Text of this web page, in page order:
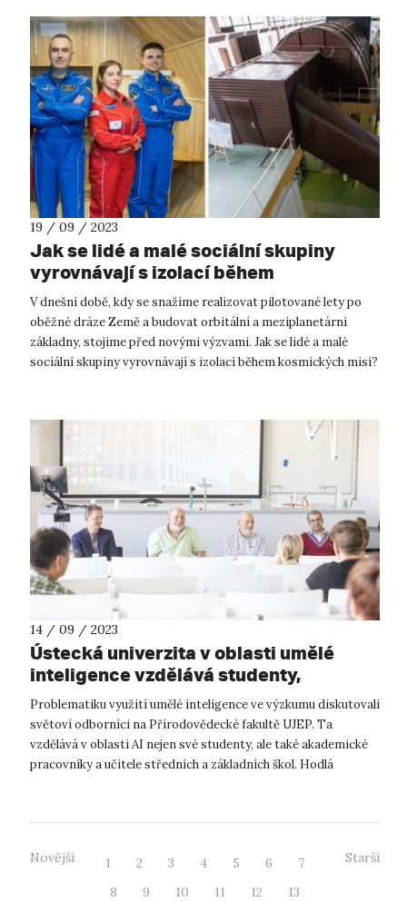
19 / 09 / 2023
Jak se lidé a malé sociální skupiny
vyrovnávají s izolací během
vesmírných misí?
V dnešní době, kdy se snažíme realizovat pilotované lety po
oběžné dráze Země a budovat orbitální a meziplanetární
základny, stojíme před novými výzvami. Jak se lidé a malé
sociální skupiny vyrovnávají s izolací během kosmických misí?
14 / 09 / 2023
Ústecká univerzita v oblasti umělé
inteligence vzdělává studenty,
akademiky i učitele
Problematiku využití umělé inteligence ve výzkumu diskutovali
světoví odborníci na Přírodovědecké fakultě UJEP. Ta
vzdělává v oblasti AI nejen své studenty, ale také akademické
pracovníky a učitele středních a základních škol. Hodlá
Novější 1 2 3 4 5 6
7
8
9 10 11 12
13
Starší